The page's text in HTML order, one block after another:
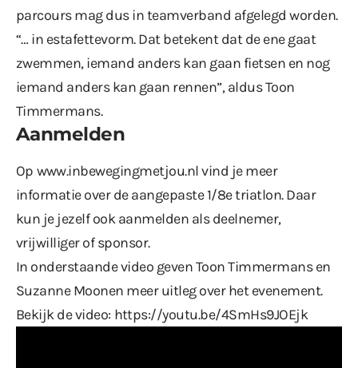
parcours mag dus in teamverband afgelegd worden.
“… in estafettevorm. Dat betekent dat de ene gaat
zwemmen, iemand anders kan gaan fietsen en nog
iemand anders kan gaan rennen”, aldus Toon
Timmermans.
Aanmelden
Op www.inbewegingmetjou.nlvind je meer
informatie over de aangepaste 1/8e triatlon. Daar
kun je jezelf ook aanmelden als deelnemer,
vrijwilliger of sponsor.
In onderstaande video geven Toon Timmermans en
Suzanne Moonen meer uitleg over het evenement.
Bekijk de video: https://youtu.be/4SmHs9JOEjk